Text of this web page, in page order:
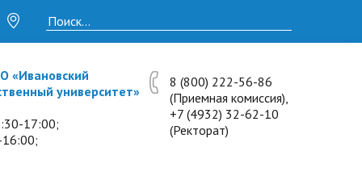
«Ивановский
университет»
17:00;
8 (800) 222-56-86
(Приемная комиссия),
+7 (4932) 32-62-10
(Ректорат)